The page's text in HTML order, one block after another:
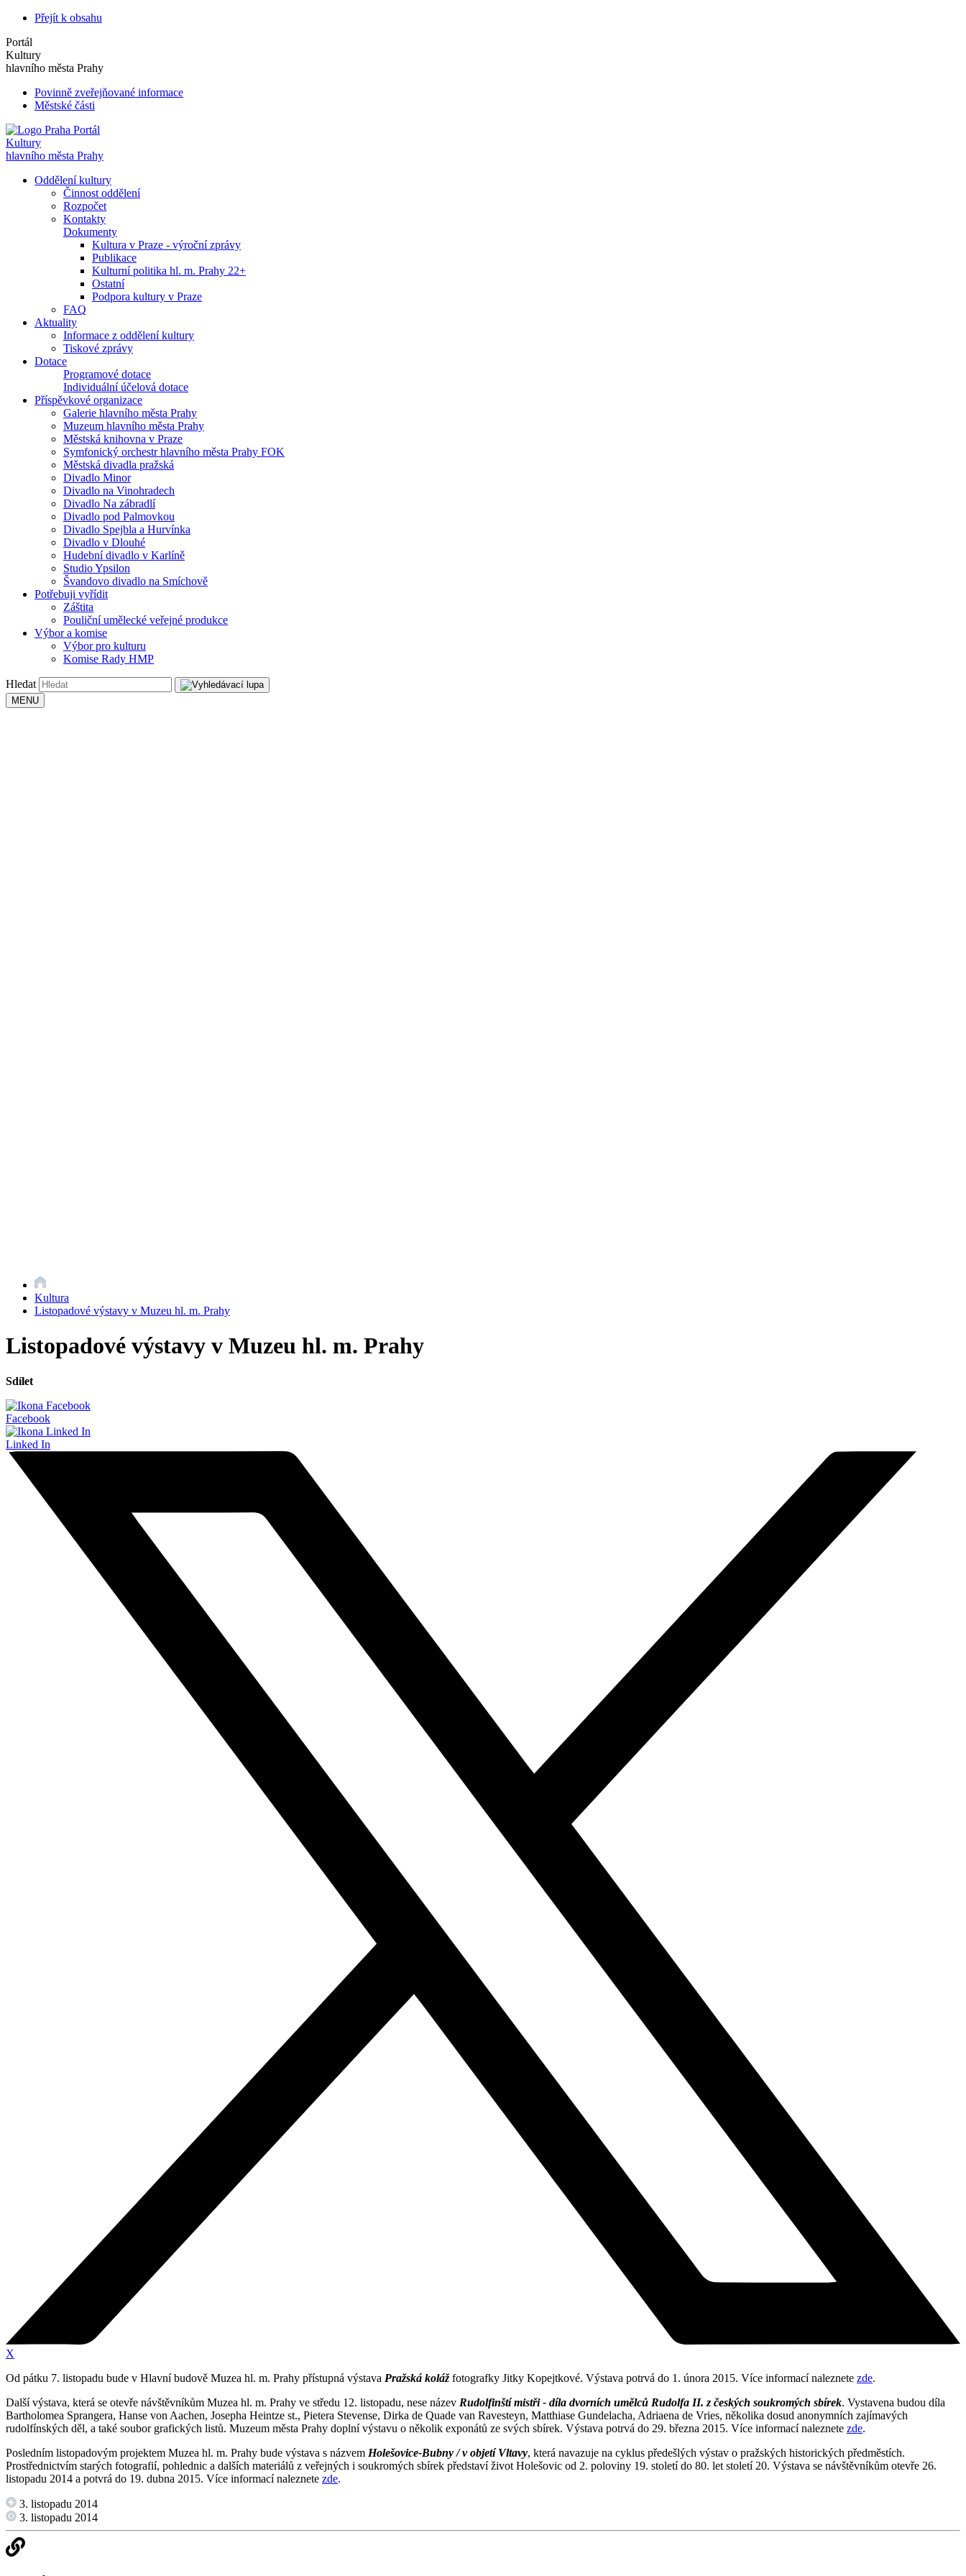
Přejít k obsahu
Portál
Kultury
hlavního města Prahy
Povinně zveřejňované informace
Městské části
Portál
Kultury
hlavního města Prahy
Oddělení kultury
Činnost oddělení
Rozpočet
Kontakty
Dokumenty
Kultura v Praze - výroční zprávy
Publikace
Kulturní politika hl. m. Prahy 22+
Ostatní
Podpora kultury v Praze
FAQ
Aktuality
Informace z oddělení kultury
Tiskové zprávy
Dotace
Programové dotace
Individuální účelová dotace
Příspěvkové organizace
Galerie hlavního města Prahy
Muzeum hlavního města Prahy
Městská knihovna v Praze
Symfonický orchestr hlavního města Prahy FOK
Městská divadla pražská
Divadlo Minor
Divadlo na Vinohradech
Divadlo Na zábradlí
Divadlo pod Palmovkou
Divadlo Spejbla a Hurvínka
Divadlo v Dlouhé
Hudební divadlo v Karlíně
Studio Ypsilon
Švandovo divadlo na Smíchově
Potřebuji vyřídit
Záštita
Pouliční umělecké veřejné produkce
Výbor a komise
Výbor pro kulturu
Komise Rady HMP
Hledat
MENU
Kultura
Listopadové výstavy v Muzeu hl. m. Prahy
Listopadové výstavy v Muzeu hl. m. Prahy
Sdílet
Facebook
Linked In
X
Od pátku 7. listopadu bude v Hlavní budově Muzea hl. m. Prahy přístupná výstava Pražská kolážfotografky Jitky Kopejtkové. Výstava potrvá do 1. února 2015. Více informací naleznete zde.
Další výstava, která se otevře návštěvníkům Muzea hl. m. Prahy ve středu 12. listopadu, nese název Rudolfinští mistři - díla dvorních umělců Rudolfa II. z českých soukromých sbírek. Vystavena budou díla
Bartholomea Sprangera, Hanse von Aachen, Josepha Heintze st., Pietera Stevense, Dirka de Quade van Ravesteyn, Matthiase Gundelacha, Adriaena de Vries, několika dosud anonymních zajímavých
rudolfínských děl, a také soubor grafických listů. Muzeum města Prahy doplní výstavu o několik exponátů ze svých sbírek. Výstava potrvá do 29. března 2015. Více informací naleznete zde.
Posledním listopadovým projektem Muzea hl. m. Prahy bude výstava s názvem Holešovice-Bubny / v objetí Vltavy, která navazuje na cyklus předešlých výstav o pražských historických předměstích.
Prostřednictvím starých fotografií, pohlednic a dalších materiálů z veřejných i soukromých sbírek představí život Holešovic od 2. poloviny 19. století do 80. let století 20. Výstava se návštěvníkům otevře 26.
listopadu 2014 a potvrá do 19. dubna 2015. Více informací naleznete zde.
3. listopadu 2014
3. listopadu 2014